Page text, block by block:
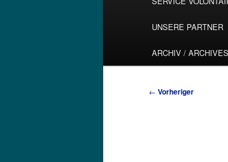
UNSERE PARTNER
ARCHIV / ARCHIVES
Beitragsnavigation
← Vorheriger